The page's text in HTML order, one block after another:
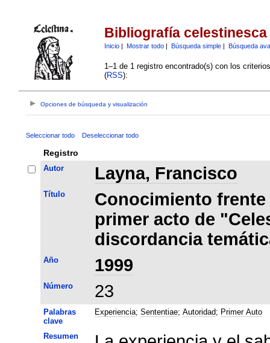
Bibliografía celestinesca
Inicio| Mostrar todo| Búsqueda simple| Búsqueda
1–1 de 1 registro encontrado(s) con los
(RSS):
Opciones de búsqueda y visualización
Seleccionar todo Deseleccionar todo
Registro
Autor Layna, Francisco
Título
Conocimiento
primer acto de
discordancia
Año 1999
Número 23
Palabras
clave
Experiencia; Sententiae; Autoridad; Primer Auto
Resumen